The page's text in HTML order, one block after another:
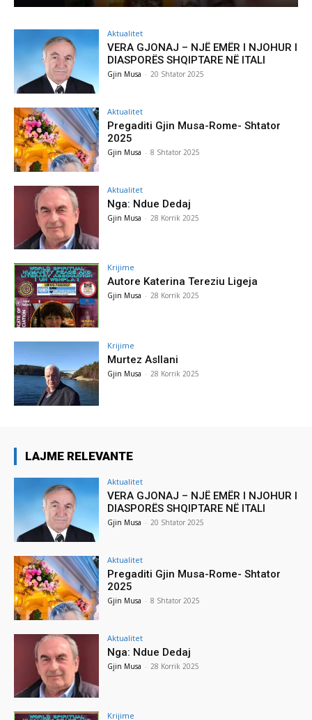
Aktualitet
VERA GJONAJ – NJË EMËR I NJOHUR I
DIASPORËS SHQIPTARE NË ITALI
Gjin Musa - 20 Shtator 2025
Aktualitet
Pregaditi Gjin Musa-Rome- Shtator
2025
Gjin Musa - 8 Shtator 2025
Aktualitet
Nga: Ndue Dedaj
Gjin Musa - 28 Korrik 2025
Krijime
Autore Katerina Tereziu Ligeja
Gjin Musa - 28 Korrik 2025
Krijime
Murtez Asllani
Gjin Musa - 28 Korrik 2025
LAJME RELEVANTE
Aktualitet
VERA GJONAJ – NJË EMËR I NJOHUR I
DIASPORËS SHQIPTARE NË ITALI
Gjin Musa - 20 Shtator 2025
Aktualitet
Pregaditi Gjin Musa-Rome- Shtator
2025
Gjin Musa - 8 Shtator 2025
Aktualitet
Nga: Ndue Dedaj
Gjin Musa - 28 Korrik 2025
Krijime